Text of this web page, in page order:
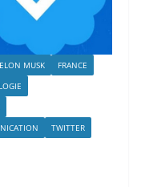
ELON MUSK
FRANCE
TWITTER